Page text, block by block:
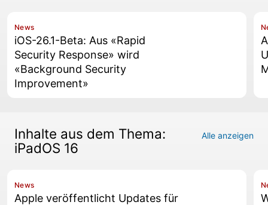
News
iOS-26.1-Beta: Aus «Rapid
Security Response» wird
«Background Security
Improvement»
Inhalte aus dem Thema:
iPadOS 16
Alle anzeigen
News
Apple veröffentlicht Updates für